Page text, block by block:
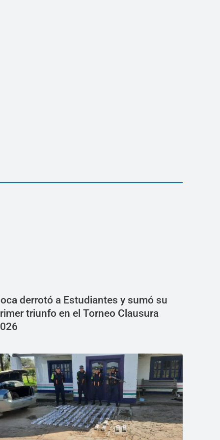
derrotó a Estudiantes y sumó su
triunfo en el Torneo Clausura